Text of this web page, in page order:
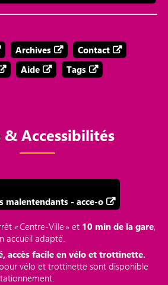
Archives
Contact
Aide Tags
& Accessibilités
malentendants - acce-o
« Centre‑Ville » et 10 min de la gare,
accueil adapté.
accès facile en vélo et trottinette.
vélo et trottinette sont disponible